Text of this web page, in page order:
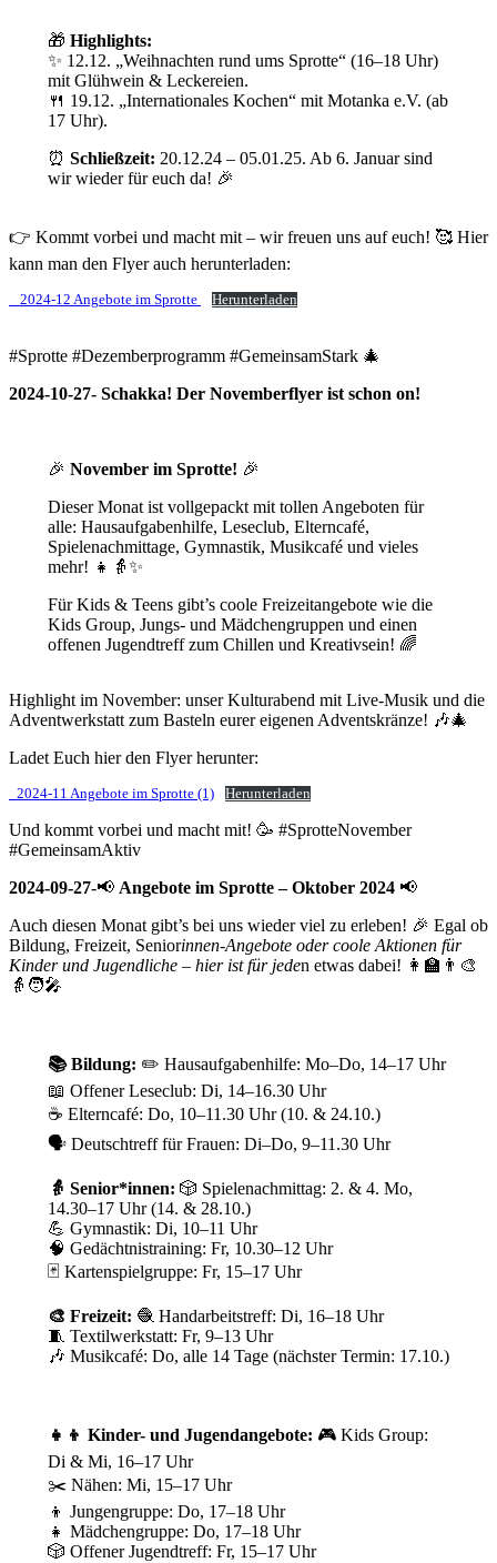
🎁 Highlights:
✨ 12.12. „Weihnachten rund ums Sprotte“ (16–18 Uhr)
mit Glühwein & Leckereien.
🍴 19.12. „Internationales Kochen“ mit Motanka e.V. (ab
17 Uhr).
⏰ Schließzeit: 20.12.24 – 05.01.25. Ab 6. Januar sind
wir wieder für euch da! 🎉
👉 Kommt vorbei und macht mit – wir freuen uns auf euch! 🥰 Hier
kann man den Flyer auch herunterladen:
_ 2024-12 Angebote im Sprotte Herunterladen
#Sprotte #Dezemberprogramm #GemeinsamStark 🎄
2024-10-27- Schakka! Der Novemberflyer ist schon on!
🎉 November im Sprotte! 🎉
Dieser Monat ist vollgepackt mit tollen Angeboten für
alle: Hausaufgabenhilfe, Leseclub, Elterncafé,
Spielenachmittage, Gymnastik, Musikcafé und vieles
mehr! 👧👵✨
Für Kids & Teens gibt’s coole Freizeitangebote wie die
Kids Group, Jungs- und Mädchengruppen und einen
offenen Jugendtreff zum Chillen und Kreativsein! 🌈
Highlight im November: unser Kulturabend mit Live-Musik und die
Adventwerkstatt zum Basteln eurer eigenen Adventskränze! 🎶🎄
Ladet Euch hier den Flyer herunter:
_2024-11 Angebote im Sprotte (1) Herunterladen
Und kommt vorbei und macht mit! 🥳 #SprotteNovember
#GemeinsamAktiv
2024-09-27-📢 Angebote im Sprotte – Oktober 2024 📢
Auch diesen Monat gibt’s bei uns wieder viel zu erleben! 🎉 Egal ob
Bildung, Freizeit, Seniorinnen-Angebote oder coole Aktionen für
Kinder und Jugendliche – hier ist für jeden etwas dabei! 👩‍🏫👨‍🎨
👵🧑‍🎤
📚 Bildung: ✏️ Hausaufgabenhilfe: Mo–Do, 14–17 Uhr
📖 Offener Leseclub: Di, 14–16.30 Uhr
☕ Elterncafé: Do, 10–11.30 Uhr (10. & 24.10.)
🗣️ Deutschtreff für Frauen: Di–Do, 9–11.30 Uhr
👵 Senior*innen: 🎲 Spielenachmittag: 2. & 4. Mo,
14.30–17 Uhr (14. & 28.10.)
💪 Gymnastik: Di, 10–11 Uhr
🧠 Gedächtnistraining: Fr, 10.30–12 Uhr
🃏 Kartenspielgruppe: Fr, 15–17 Uhr
🎨 Freizeit: 🧶 Handarbeitstreff: Di, 16–18 Uhr
🧵 Textilwerkstatt: Fr, 9–13 Uhr
🎶 Musikcafé: Do, alle 14 Tage (nächster Termin: 17.10.)
👧👦 Kinder- und Jugendangebote: 🎮 Kids Group:
Di & Mi, 16–17 Uhr
✂️ Nähen: Mi, 15–17 Uhr
👦 Jungengruppe: Do, 17–18 Uhr
👧 Mädchengruppe: Do, 17–18 Uhr
🎲 Offener Jugendtreff: Fr, 15–17 Uhr